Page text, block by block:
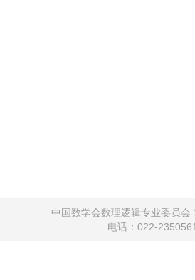
中国数学会数理逻辑专业委员
电话：022-